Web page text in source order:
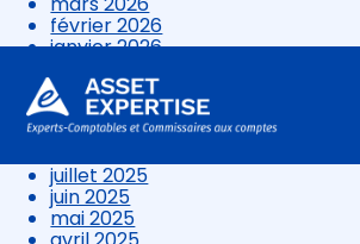
Aller
au
février 2026
janvier 2026
novembre 2025
octobre 2025
septembre 2025
juillet 2025
juin 2025
mai 2025